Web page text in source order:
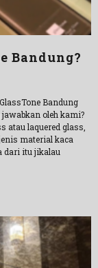
Bandung?
Bandung
oleh kami?
atau laquered glass,
material kaca
dari itu jikalau